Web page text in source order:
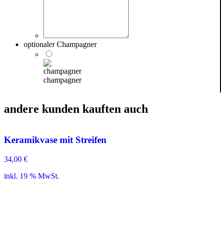
optionaler Champagner
champagner
andere kunden kauften auch
Keramikvase mit Streifen
34,00 €
inkl. 19 % MwSt.